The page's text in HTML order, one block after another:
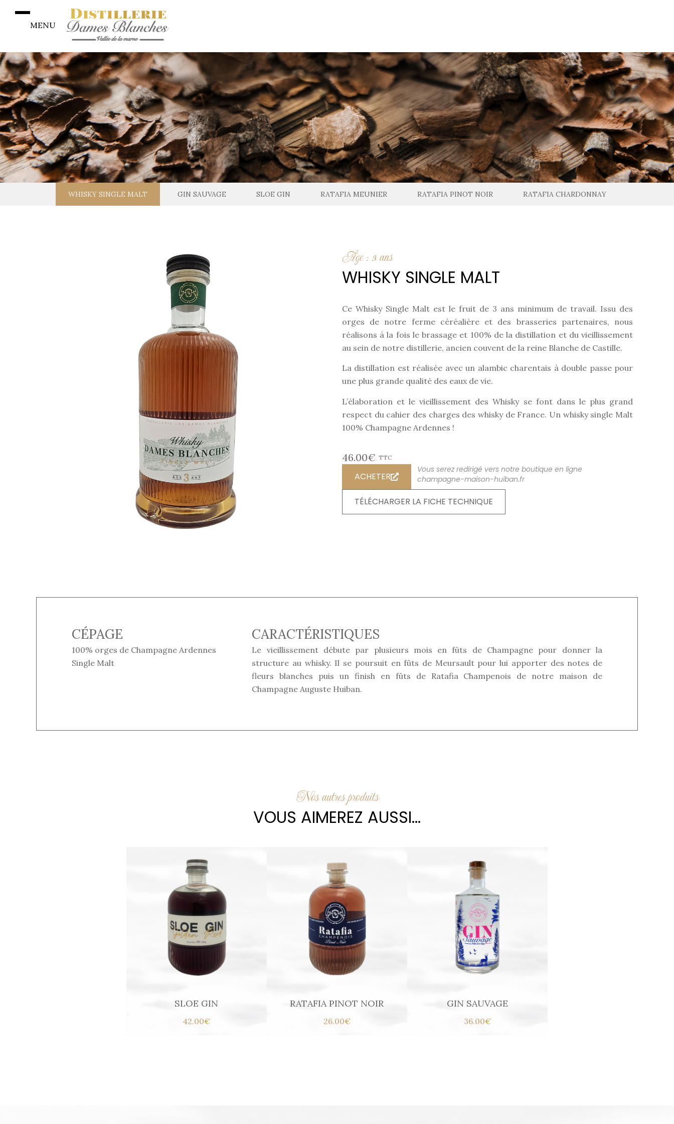
MENU
WHISKY SINGLE MALT GIN SAUVAGE SLOE GIN RATAFIA MEUNIER RATAFIA PINOT NOIR RATAFIA CHARDONNAY
Âge : 3 ans
WHISKY SINGLE MALT
Ce Whisky Single Malt est le fruit de 3 ans minimum de travail. Issu des
orges de notre ferme céréalière et des brasseries partenaires, nous
réalisons à la fois le brassage et 100% de la distillation et du vieillissement
au sein de notre distillerie, ancien couvent de la reine Blanche de Castille.
La distillation est réalisée avec un alambic charentais à double passe pour
une plus grande qualité des eaux de vie.
L’élaboration et le vieillissement des Whisky se font dans le plus grand
respect du cahier des charges des whisky de France. Un whisky single Malt
100% Champagne Ardennes !
46.00€ TTC
ACHETER
Vous serez redirigé vers notre boutique en ligne
champagne-maison-huiban.fr
TÉLÉCHARGER LA FICHE TECHNIQUE
CÉPAGE
100% orges de Champagne Ardennes
Single Malt
CARACTÉRISTIQUES
Le vieillissement débute par plusieurs mois en fûts de Champagne pour donner la
structure au whisky. Il se poursuit en fûts de Meursault pour lui apporter des notes de
fleurs blanches puis un finish en fûts de Ratafia Champenois de notre maison de
Champagne Auguste Huiban.
Nos autres produits
VOUS AIMEREZ AUSSI...
SLOE GIN
42.00€
RATAFIA PINOT NOIR
26.00€
GIN SAUVAGE
36.00€